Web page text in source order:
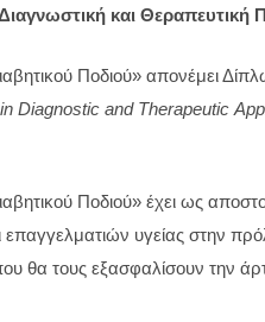
και Θεραπευτική
Ποδιού» απονέμει
in Diagnostic and Therapeutic
Ποδιού» έχει ως
υγείας στην
τους εξασφαλίσουν την